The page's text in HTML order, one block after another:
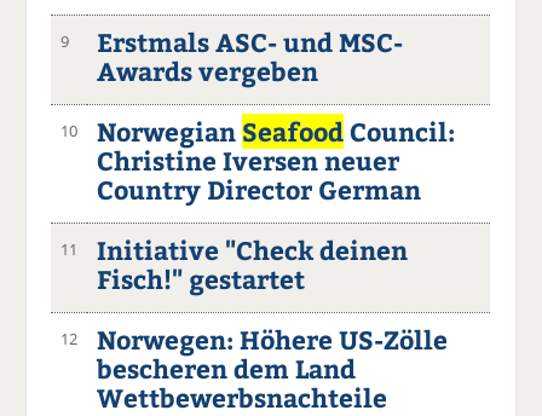
9
Erstmals ASC- und MSC-
Awards vergeben
10 Norwegian SeafoodCouncil:
Christine Iversen neuer
Country Director German
11
Initiative "Check deinen
Fisch!" gestartet
12
Norwegen: Höhere US-Zölle
bescheren dem Land
Wettbewerbsnachteile